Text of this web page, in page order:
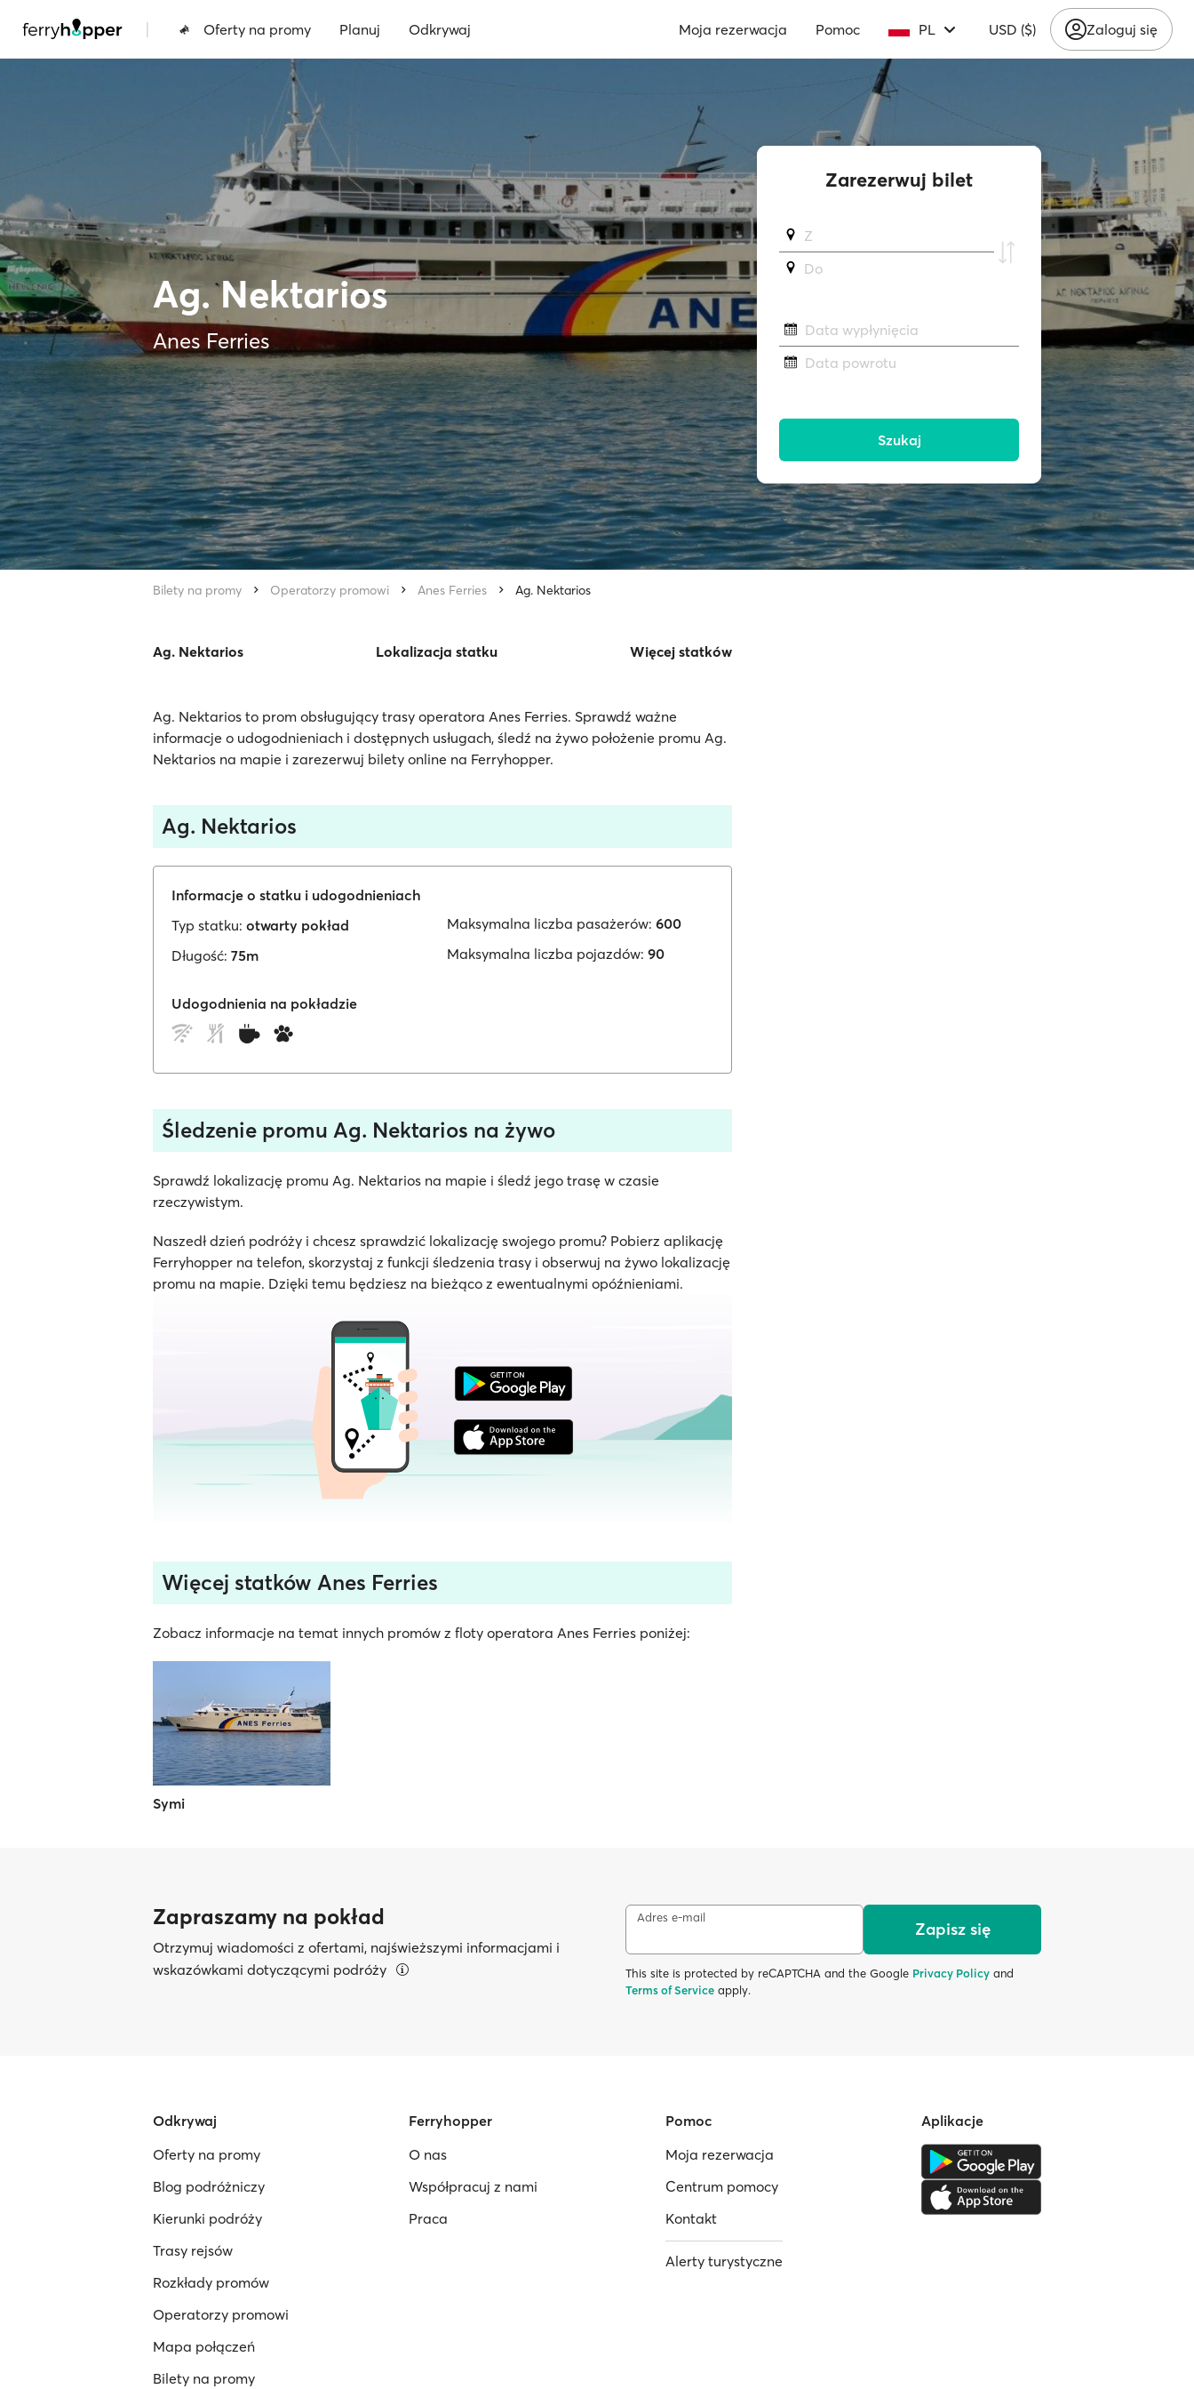
| Oferty na promy Planuj Odkrywaj Moja rezerwacja Pomoc PL USD ($) Zaloguj się
Ag. Nektarios
Anes Ferries
Bilety na promy Operatorzy promowi Anes Ferries Ag. Nektarios
Ag. Nektarios Lokalizacja statku Więcej statków
Ag. Nektarios to prom obsługujący trasy operatora Anes Ferries. Sprawdź ważne
informacje o udogodnieniach i dostępnych usługach, śledź na żywo położenie promu Ag.
Nektarios na mapie i zarezerwuj bilety online na Ferryhopper.
Ag. Nektarios
Informacje o statku i udogodnieniach
Typ statku: otwarty pokład
Długość: 75m
Maksymalna liczba pasażerów: 600
Maksymalna liczba pojazdów: 90
Udogodnienia na pokładzie
Śledzenie promu Ag. Nektarios na żywo
Sprawdź lokalizację promu Ag. Nektarios na mapie i śledź jego trasę w czasie
rzeczywistym.
Naszedł dzień podróży i chcesz sprawdzić lokalizację swojego promu? Pobierz aplikację
Ferryhopper na telefon, skorzystaj z funkcji śledzenia trasy i obserwuj na żywo lokalizację
promu na mapie. Dzięki temu będziesz na bieżąco z ewentualnymi opóźnieniami.
Więcej statków Anes Ferries
Zobacz informacje na temat innych promów z floty operatora Anes Ferries poniżej:
Symi
Zarezerwuj bilet
Z
Do
Data wypłynięcia
Data powrotu
Szukaj
Zapraszamy na pokład
Otrzymuj wiadomości z ofertami, najświeższymi informacjami i
wskazówkami dotyczącymi podróży
Adres e-mail
Zapisz się
This site is protected by reCAPTCHA and the Google Privacy Policy and
Terms of Service apply.
Odkrywaj
Oferty na promy
Blog podróżniczy
Kierunki podróży
Trasy rejsów
Rozkłady promów
Operatorzy promowi
Mapa połączeń
Bilety na promy
Ferryhopper
O nas
Współpracuj z nami
Praca
Pomoc
Moja rezerwacja
Centrum pomocy
Kontakt
Alerty turystyczne
Aplikacje